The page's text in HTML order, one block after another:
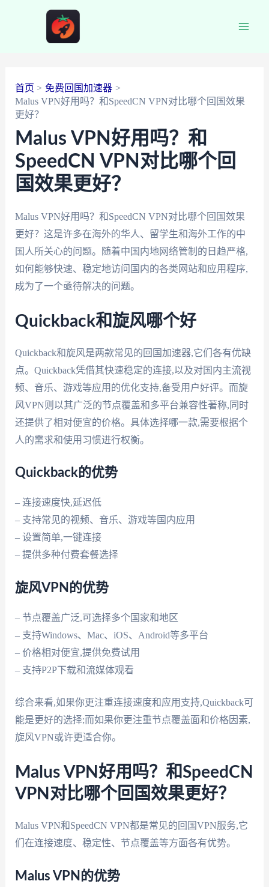
首页
免费回国加速器
Malus VPN好用吗？和SpeedCN VPN对比哪个回国效果
更好？
Malus VPN好用吗？和
SpeedCN VPN对比哪个回
国效果更好？
Malus VPN好用吗？和SpeedCN VPN对比哪个回国效果
更好？这是许多在海外的华人、留学生和海外工作的中
国人所关心的问题。随着中国内地网络管制的日趋严格,
如何能够快速、稳定地访问国内的各类网站和应用程序,
成为了一个亟待解决的问题。
Quickback和旋风哪个好
Quickback和旋风是两款常见的回国加速器,它们各有优缺
点。Quickback凭借其快速稳定的连接,以及对国内主流视
频、音乐、游戏等应用的优化支持,备受用户好评。而旋
风VPN则以其广泛的节点覆盖和多平台兼容性著称,同时
还提供了相对便宜的价格。具体选择哪一款,需要根据个
人的需求和使用习惯进行权衡。
Quickback的优势
– 连接速度快,延迟低
– 支持常见的视频、音乐、游戏等国内应用
– 设置简单,一键连接
– 提供多种付费套餐选择
旋风VPN的优势
– 节点覆盖广泛,可选择多个国家和地区
– 支持Windows、Mac、iOS、Android等多平台
– 价格相对便宜,提供免费试用
– 支持P2P下载和流媒体观看
综合来看,如果你更注重连接速度和应用支持,Quickback可
能是更好的选择;而如果你更注重节点覆盖面和价格因素,
旋风VPN或许更适合你。
Malus VPN好用吗？和SpeedCN
VPN对比哪个回国效果更好？
Malus VPN和SpeedCN VPN都是常见的回国VPN服务,它
们在连接速度、稳定性、节点覆盖等方面各有优势。
Malus VPN的优势